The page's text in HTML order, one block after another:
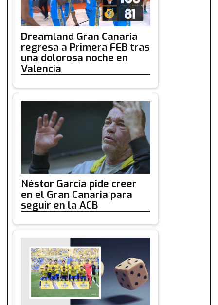
Dreamland Gran Canaria
regresa a Primera FEB tras
una dolorosa noche en
Valencia
Néstor García pide creer
en el Gran Canaria para
seguir en la ACB